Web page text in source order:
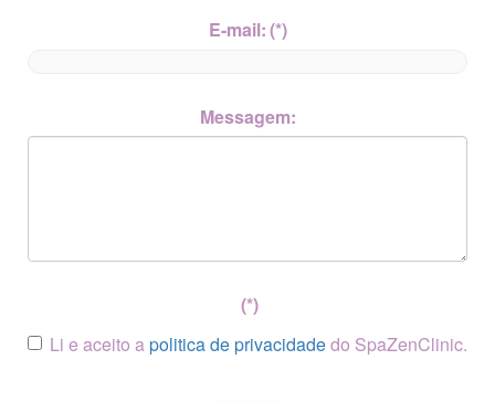
E-mail:(*)
Messagem:
(*)
Li e aceito apolitica de privacidadedo SpaZenClinic.